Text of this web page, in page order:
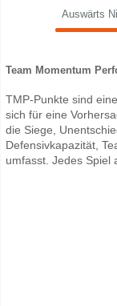
Auswärts
Team Momentum
TMP-Punkte sind
sich für eine
die Siege,
Defensivkapazität,
umfasst. Jedes Spiel